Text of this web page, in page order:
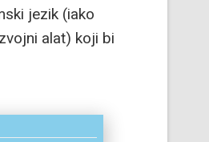
jezik (iako
alat) koji bi